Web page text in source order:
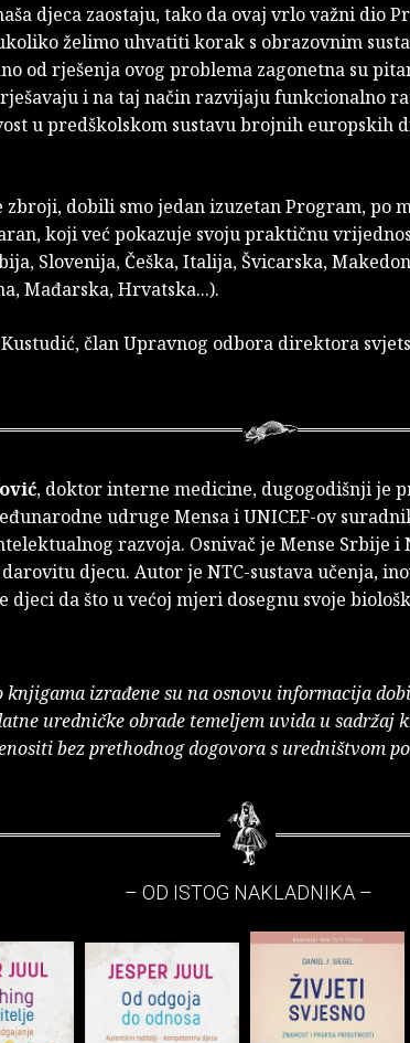
djeca zaostaju, tako da ovaj vrlo važni dio
želimo uhvatiti korak s obrazovnim
od rješenja ovog problema zagonetna su
i na taj način razvijaju funkcionalno
u predškolskom sustavu brojnih europskih
zbroji, dobili smo jedan izuzetan Program, po
koji već pokazuje svoju praktičnu
Slovenija, Češka, Italija, Švicarska,
Mađarska, Hrvatska...).
član Upravnog odbora direktora
, doktor interne medicine, dugogodišnji je
udruge Mensa i UNICEF-ov
razvoja. Osnivač je Mense Srbije i
darovitu djecu. Autor je NTC-sustava učenja,
djeci da što u većoj mjeri dosegnu svoje
knjigama izrađene su na osnovu informacija
uredničke obrade temeljem uvida u sadržaj
bez prethodnog dogovora s uredništvom
– OD ISTOG NAKLADNIKA –